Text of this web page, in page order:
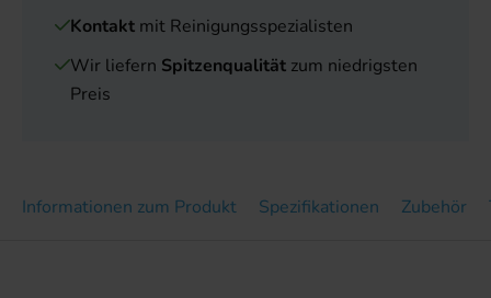
Kontakt mit Reinigungsspezialisten
Wir liefern Spitzenqualität zum niedrigsten
Preis
Informationen zum Produkt Spezifikationen Zubehör